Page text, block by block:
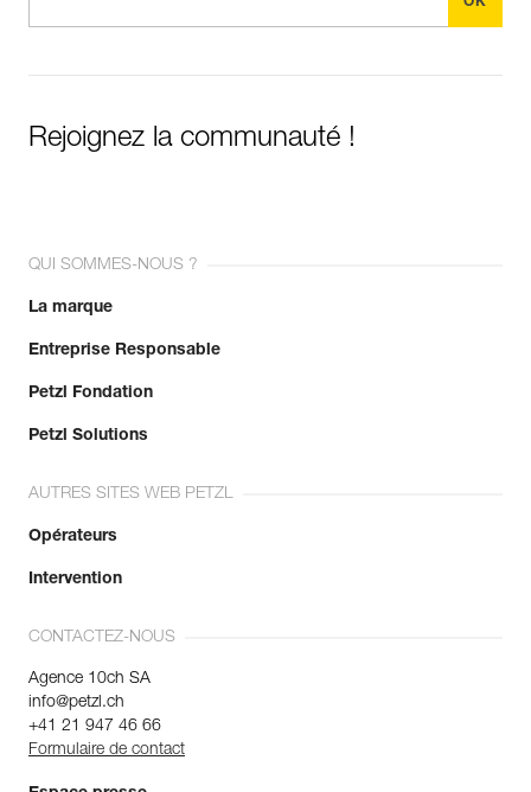
Rejoignez la communauté !
QUI SOMMES-NOUS ?
La marque
Entreprise Responsable
Petzl Fondation
Petzl Solutions
AUTRES SITES WEB PETZL
Opérateurs
Intervention
CONTACTEZ-NOUS
Agence 10ch SA
info@petzl.ch
+41 21 947 46 66
Formulaire de contact